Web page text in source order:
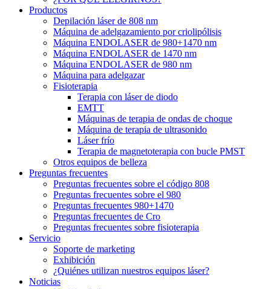
Productos
Depilación láser de 808 nm
Máquina de adelgazamiento por criolipólisis
Máquina ENDOLASER de 980+1470 nm
Máquina ENDOLASER de 1470 nm
Máquina ENDOLASER de 980 nm
Máquina para adelgazar
Fisioterapia
Terapia con láser de diodo
EMTT
Máquinas de terapia de ondas de choque
Máquina de terapia de ultrasonido
Láser frío
Terapia de magnetoterapia con bucle PMST
Otros equipos de belleza
Preguntas frecuentes
Preguntas frecuentes sobre el código 808
Preguntas frecuentes sobre el 980
Preguntas frecuentes 980+1470
Preguntas frecuentes de Cro
Preguntas frecuentes sobre fisioterapia
Servicio
Soporte de marketing
Exhibición
¿Quiénes utilizan nuestros equipos láser?
Noticias